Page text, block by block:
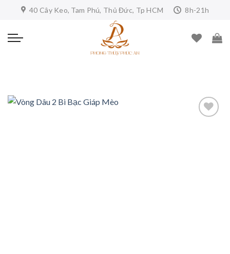
content
40 Cây Keo, Tam Phú, Thủ Đức, Tp HCM 8h-21h